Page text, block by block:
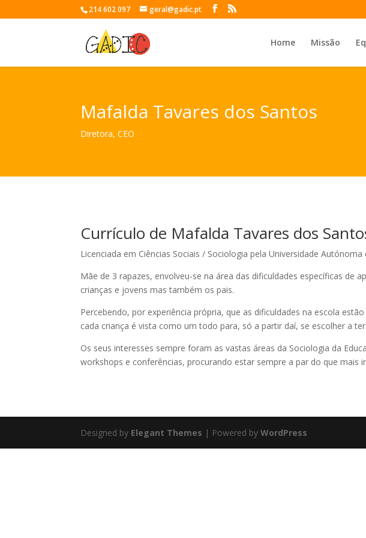
214 602 097 geral@gadic.pt
Home Missão
Mafalda Tavares dos Santos
Diretora, CEO
Currículo de Mafalda Tavares dos
Licenciada em Ciências Sociais / Sociologia pela Universidade Autónoma
Mãe de 3 rapazes, envolveu-se na área das dificuldades específicas de
crianças e jovens mas também os pais.
Percebendo, por experiência própria, que as dificuldades na escola
cada criança é vista como um todo para, só a partir daí, se escolher a
Os seus interesses sempre foram as vastas áreas da Sociologia da
workshops e conferências, procurando estar sempre a par do que mais
Designed by Elegant Themes | Powered byWordPress